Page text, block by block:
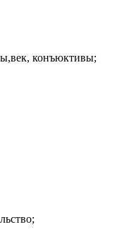
конъюктивы;